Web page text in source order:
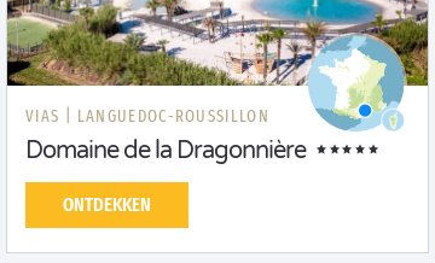
VIAS | LANGUEDOC-ROUSSILLON
Domaine de la Dragonnière
ONTDEKKEN